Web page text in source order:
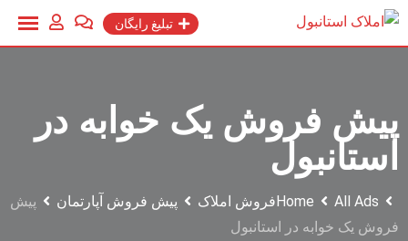
Skip
تبلیغ رایگان
پیش فروش یک خوابه در
استانبول
Home All Ads فروش املاک پیش فروش آپارتمان
پیش
فروش یک خوابه در استانبول